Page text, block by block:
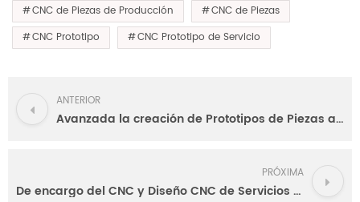
CNC de Piezas de Producción
CNC de Piezas
CNC Prototipo
CNC Prototipo de Servicio
ANTERIOR
Avanzada la creación de Prototipos de Piezas a Través de Centro de Mecanizado CNC
PRÓXIMA
De encargo del CNC y Diseño CNC de Servicios de Ingeniería